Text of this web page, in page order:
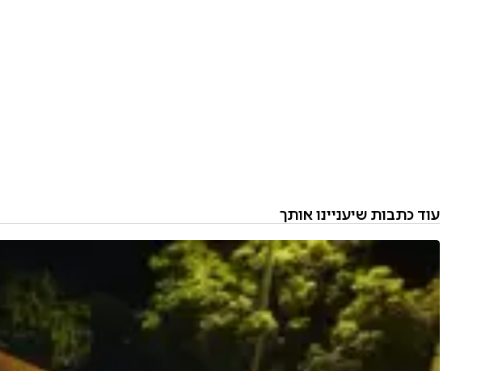
עוד כתבות שיעניינו אותך